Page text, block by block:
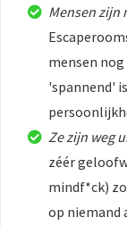
Mensen zijn
mensen
'spannend'
Ze zijn weg
zéér
mindf*ck)
op niemand